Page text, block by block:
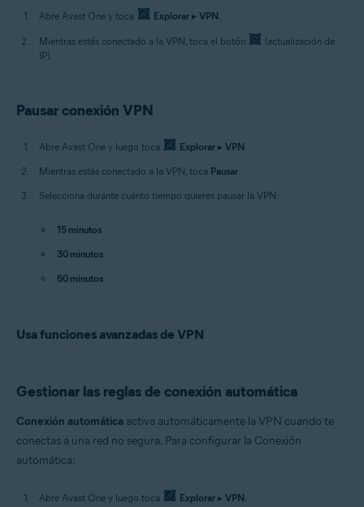
Abre Avast One y toca Explorar ▸ VPN.
Mientras estés conectado a la VPN, toca el botón
(actualización de
IP).
Pausar conexión VPN
Abre Avast One y luego toca Explorar ▸ VPN.
Mientras estás conectado a la VPN, toca Pausar.
Selecciona durante cuánto tiempo quieres pausar la VPN:
15 minutos
30 minutos
60 minutos
Usa funciones avanzadas de VPN
Gestionar las reglas de conexión automática
Conexión automática activa automáticamente la VPN cuando te
conectas a una red no segura. Para configurar la Conexión
automática:
Abre Avast One y luego toca Explorar ▸ VPN.